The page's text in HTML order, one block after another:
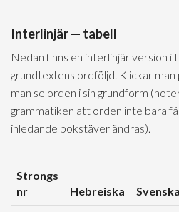
Interlinjär — tabell
Nedan finns en interlinjär version
grundtextens ordföljd. Klickar man
man se orden i sin grundform
grammatiken att orden inte bara
inledande bokstäver ändras).
Strongs
nr
Hebreiska Svenska